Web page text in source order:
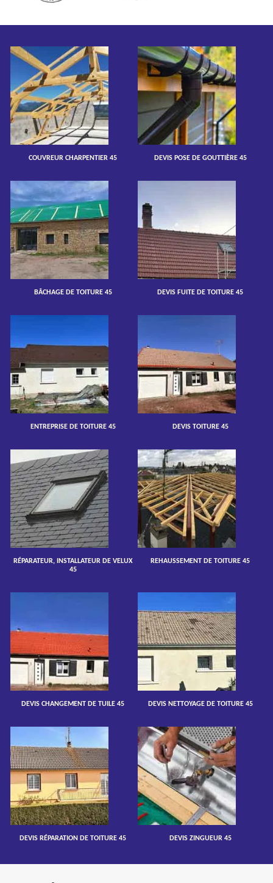
COUVREUR CHARPENTIER 45 DEVIS POSE DE GOUTTIÈRE 45
BÂCHAGE DE TOITURE 45 DEVIS FUITE DE TOITURE 45
ENTREPRISE DE TOITURE 45 DEVIS TOITURE 45
RÉPARATEUR, INSTALLATEUR DE VELUX
45
REHAUSSEMENT DE TOITURE 45
DEVIS CHANGEMENT DE TUILE 45 DEVIS NETTOYAGE DE TOITURE 45
DEVIS RÉPARATION DE TOITURE 45 DEVIS ZINGUEUR 45